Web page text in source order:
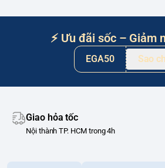
⚡ Ưu đãi sốc – Giảm
EGA50 Sao
Giao hỏa tốc
Nội thành TP. HCM trong 4h